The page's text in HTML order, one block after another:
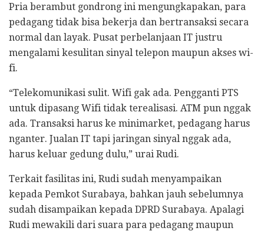
Pria berambut gondrong ini mengungkapakan, para
pedagang tidak bisa bekerja dan bertransaksi secara
normal dan layak. Pusat perbelanjaan IT justru
mengalami kesulitan sinyal telepon maupun akses wi-
fi.
“Telekomunikasi sulit. Wifi gak ada. Pengganti PTS
untuk dipasang Wifi tidak terealisasi. ATM pun nggak
ada. Transaksi harus ke minimarket, pedagang harus
nganter. Jualan IT tapi jaringan sinyal nggak ada,
harus keluar gedung dulu,” urai Rudi.
Terkait fasilitas ini, Rudi sudah menyampaikan
kepada Pemkot Surabaya, bahkan jauh sebelumnya
sudah disampaikan kepada DPRD Surabaya. Apalagi
Rudi mewakili dari suara para pedagang maupun